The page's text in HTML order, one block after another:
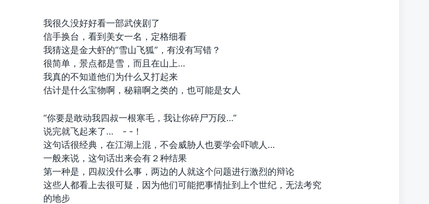
我很久没好好看一部武侠剧了
信手换台，看到美女一名，定格细看
我猜这是金大虾的“雪山飞狐”，有没有写错？
很简单，景点都是雪，而且在山上…
我真的不知道他们为什么又打起来
估计是什么宝物啊，秘籍啊之类的，也可能是女人
“你要是敢动我四叔一根寒毛，我让你碎尸万段…”
说完就飞起来了… - -！
这句话很经典，在江湖上混，不会威胁人也要学会吓唬人…
一般来说，这句话出来会有２种结果
第一种是，四叔没什么事，两边的人就这个问题进行激烈的辩论
这些人都看上去很可疑，因为他们可能把事情扯到上个世纪，无法考究
的地步